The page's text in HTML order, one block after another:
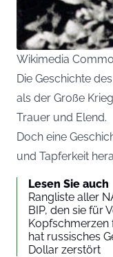
Wikimedia
Die Geschichte
als der Große
Trauer und Elend.
Doch eine
und Tapferkeit
Lesen Sie auch
Rangliste aller
BIP, den sie für
Kopfschmerzen
hat russisches
Dollar zerstört